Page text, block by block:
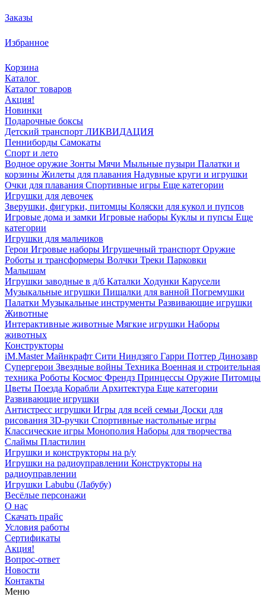
Заказы
Избранное
Корзина
Каталог
Каталог товаров
Акция!
Новинки
Подарочные боксы
Детский транспорт ЛИКВИДАЦИЯ
Пенниборды Самокаты
Спорт и лето
Водное оружие Зонты Мячи Мыльные пузыри Палатки и
корзины Жилеты для плавания Надувные круги и игрушки
Очки для плавания Спортивные игры Еще категории
Игрушки для девочек
Зверушки, фигурки, питомцы Коляски для кукол и пупсов
Игровые дома и замки Игровые наборы Куклы и пупсы Еще
категории
Игрушки для мальчиков
Герои Игровые наборы Игрушечный транспорт Оружие
Роботы и трансформеры Волчки Треки Парковки
Малышам
Игрушки заводные в д/б Каталки Ходунки Карусели
Музыкальные игрушки Пищалки для ванной Погремушки
Палатки Музыкальные инструменты Развивающие игрушки
Животные
Интерактивные животные Мягкие игрушки Наборы
животных
Конструкторы
iM.Master Майнкрафт Сити Ниндзяго Гарри Поттер Динозавр
Супергерои Звездные войны Техника Военная и строительная
техника Роботы Космос Френдз Принцессы Оружие Питомцы
Цветы Поезда Корабли Архитектура Еще категории
Развивающие игрушки
Антистресс игрушки Игры для всей семьи Доски для
рисования 3D-ручки Спортивные настольные игры
Классические игры Монополия Наборы для творчества
Слаймы Пластилин
Игрушки и конструкторы на р/у
Игрушки на радиоуправлении Конструкторы на
радиоуправлении
Игрушки Labubu (Лабубу)
Весёлые персонажи
О нас
Скачать прайс
Условия работы
Сертификаты
Акция!
Вопрос-ответ
Новости
Контакты
Меню